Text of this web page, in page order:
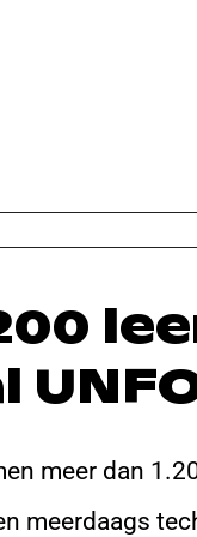
meer dan
meerdaags